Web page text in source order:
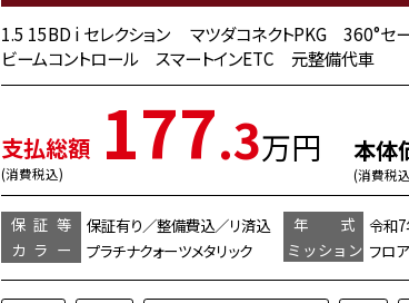
1.5 15BD i セレクション マツダコネクトPKG
ビームコントロール スマートインETC 元整備代車
支払総額
(消費税込) 177.3万円 本体
(消費税
保証等 保証有り／整備費込／リ済込 年 式 令和
カラー
プラチナクォーツメタリック ミッション フロ